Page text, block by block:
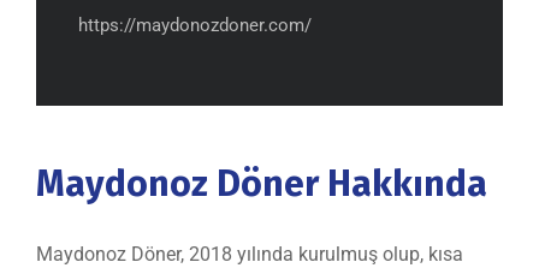
https://maydonozdoner.com/
Maydonoz Döner Hakkında
Maydonoz Döner, 2018 yılında kurulmuş olup, kısa